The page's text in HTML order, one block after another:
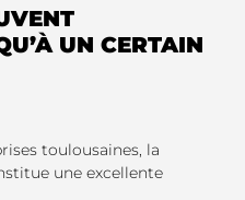
UN CERTAIN
toulousaines, la
une excellente